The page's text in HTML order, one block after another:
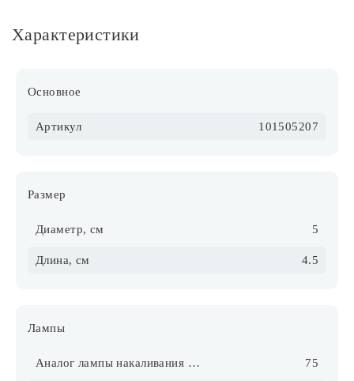
Характеристики
Основное
Артикул 101505207
Размер
Диаметр, см 5
Длина, см 4.5
Лампы
Аналог лампы накаливания (галогена), Вт 75